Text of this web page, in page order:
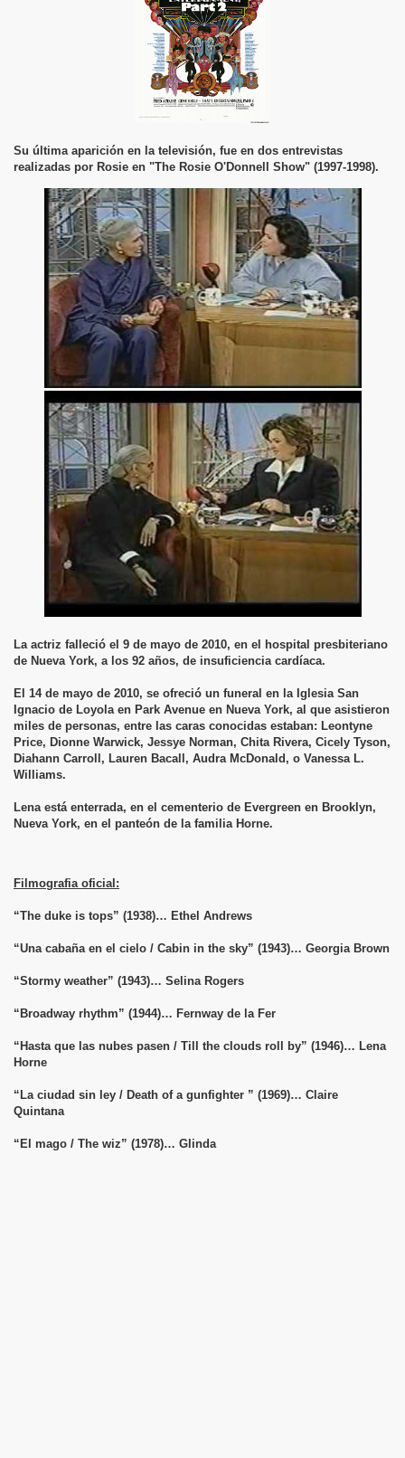
Su última aparición en la televisión, fue en dos entrevistas
realizadas por Rosie en "The Rosie O'Donnell Show" (1997-1998).
La actriz falleció el 9 de mayo de 2010, en el hospital presbiteriano
de Nueva York, a los 92 años, de insuficiencia cardíaca.
El 14 de mayo de 2010, se ofreció un funeral en la Iglesia San
Ignacio de Loyola en Park Avenue en Nueva York, al que asistieron
miles de personas, entre las caras conocidas estaban: Leontyne
Price, Dionne Warwick, Jessye Norman, Chita Rivera, Cicely Tyson,
Diahann Carroll, Lauren Bacall, Audra McDonald, o Vanessa L.
Williams.
Lena está enterrada, en el cementerio de Evergreen en Brooklyn,
Nueva York, en el panteón de la familia Horne.
Filmografia oficial:
“The duke is tops” (1938)… Ethel Andrews
“Una cabaña en el cielo / Cabin in the sky” (1943)… Georgia Brown
“Stormy weather” (1943)… Selina Rogers
“Broadway rhythm” (1944)… Fernway de la Fer
“Hasta que las nubes pasen / Till the clouds roll by” (1946)… Lena
Horne
“La ciudad sin ley / Death of a gunfighter ” (1969)… Claire
Quintana
“El mago / The wiz” (1978)… Glinda